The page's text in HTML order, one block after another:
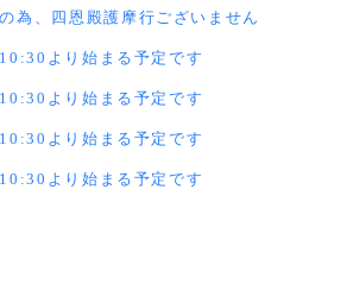
為、四恩殿護摩行ございません
より始まる予定です
より始まる予定です
より始まる予定です
より始まる予定です